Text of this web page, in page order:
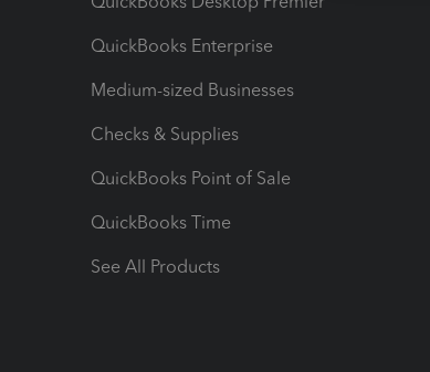
QuickBooks Enterprise
Medium-sized Businesses
Checks & Supplies
QuickBooks Point of Sale
QuickBooks Time
See All Products